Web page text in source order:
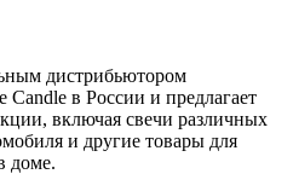
дистрибьютором
Candle в России и предлагает
включая свечи различных
и другие товары для
доме.